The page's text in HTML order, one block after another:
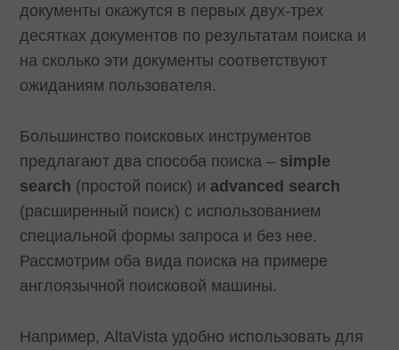
документы окажутся в первых двух-трех
десятках документов по результатам поиска и
на сколько эти документы соответствуют
ожиданиям пользователя.
Большинство поисковых инструментов
предлагают два способа поиска – simple
search (простой поиск) и advanced search
(расширенный поиск) с использованием
специальной формы запроса и без нее.
Рассмотрим оба вида поиска на примере
англоязычной поисковой машины.
Например, AltaVista удобно использовать для